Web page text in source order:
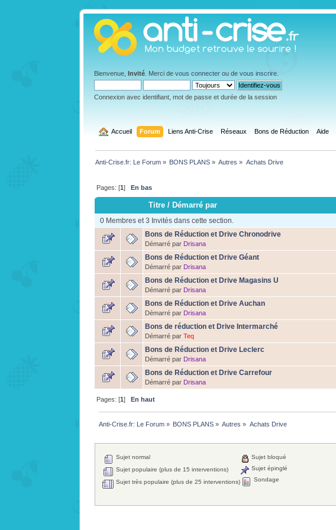
Bienvenue,Invité . Merci devous connecter ou devous inscrire
Connexion avec identifiant, mot de passe et durée de la session
Accueil Forum Liens Anti-Crise Réseaux Bons de Réduction Aide
Anti-Crise.fr: Le Forum» BONS PLANS» Autres » Achats Drive
Pages: [1] En bas
Titre/ Démarré par
0 Membres et 3 Invités dans cette section.
Bons de Réduction et Drive Chronodrive
Démarré par Drisana
Bons de Réduction et Drive Géant
Démarré par Drisana
Bons de Réduction et Drive Magasins U
Démarré par Drisana
Bons de Réduction et Drive Auchan
Démarré par Drisana
Bons de réduction et Drive Intermarché
Démarré parTeq
Bons de Réduction et Drive Leclerc
Démarré par Drisana
Bons de Réduction et Drive Carrefour
Démarré par Drisana
Pages: [1] En haut
Anti-Crise.fr: Le Forum» BONS PLANS» Autres » Achats Drive
Sujet normal
Sujet populaire (plus de 15 interventions)
Sujet très populaire (plus de 25 interventions)
Sujet bloqué
Sujet épinglé
Sondage